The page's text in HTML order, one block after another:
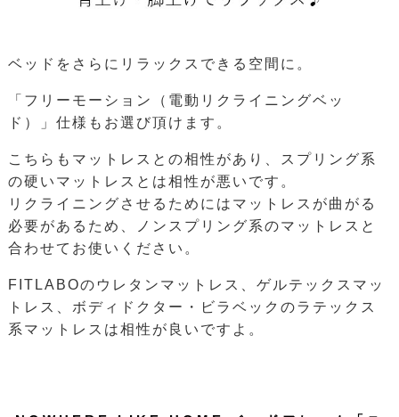
ベッドをさらにリラックスできる空間に。
「フリーモーション（電動リクライニングベッ
ド）」仕様もお選び頂けます。
こちらもマットレスとの相性があり、スプリング系
の硬いマットレスとは相性が悪いです。
リクライニングさせるためにはマットレスが曲がる
必要があるため、ノンスプリング系のマットレスと
合わせてお使いください。
FITLABOのウレタンマットレス、ゲルテックスマッ
トレス、ボディドクター・ビラベックのラテックス
系マットレスは相性が良いですよ。